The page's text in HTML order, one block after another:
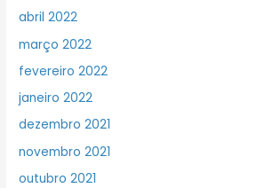
abril 2022
março 2022
fevereiro 2022
janeiro 2022
dezembro 2021
novembro 2021
outubro 2021